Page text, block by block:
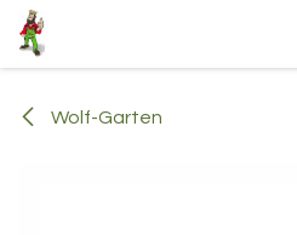
Se rendre au contenu
Wolf-Garten